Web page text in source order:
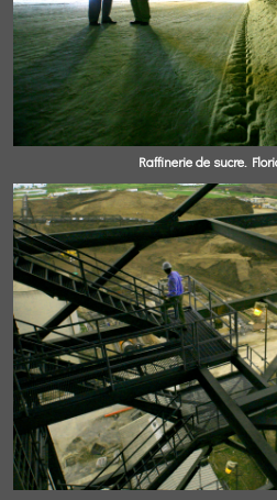
Raffinerie de sucre.